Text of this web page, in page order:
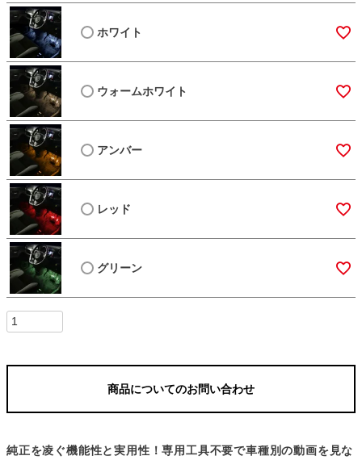
ホワイト
ウォームホワイト
アンバー
レッド
グリーン
商品についてのお問い合わせ
純正を凌ぐ機能性と実用性！専用工具不要で車種別の動画を見な